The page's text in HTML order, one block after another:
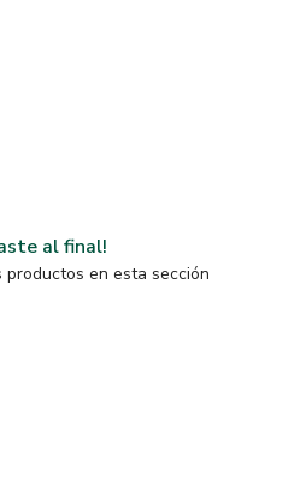
al final!
en esta sección